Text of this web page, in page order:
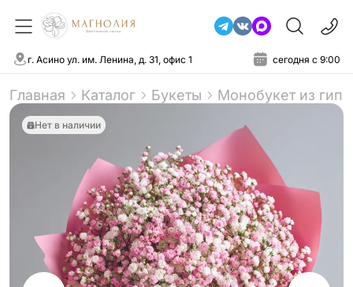
г. Асино ул. им. Ленина, д. 31, офис 1 сегодня с 9:00
Главная Каталог Букеты Монобукет из
Нет в наличии